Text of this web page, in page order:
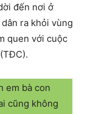
đến nơi ở
ra khỏi vùng
quen với cuộc
em bà con
cũng không